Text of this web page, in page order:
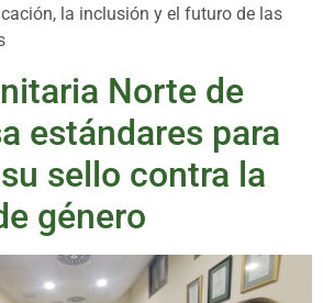
la inclusión y el futuro de las
Norte de
estándares para
sello contra la
género